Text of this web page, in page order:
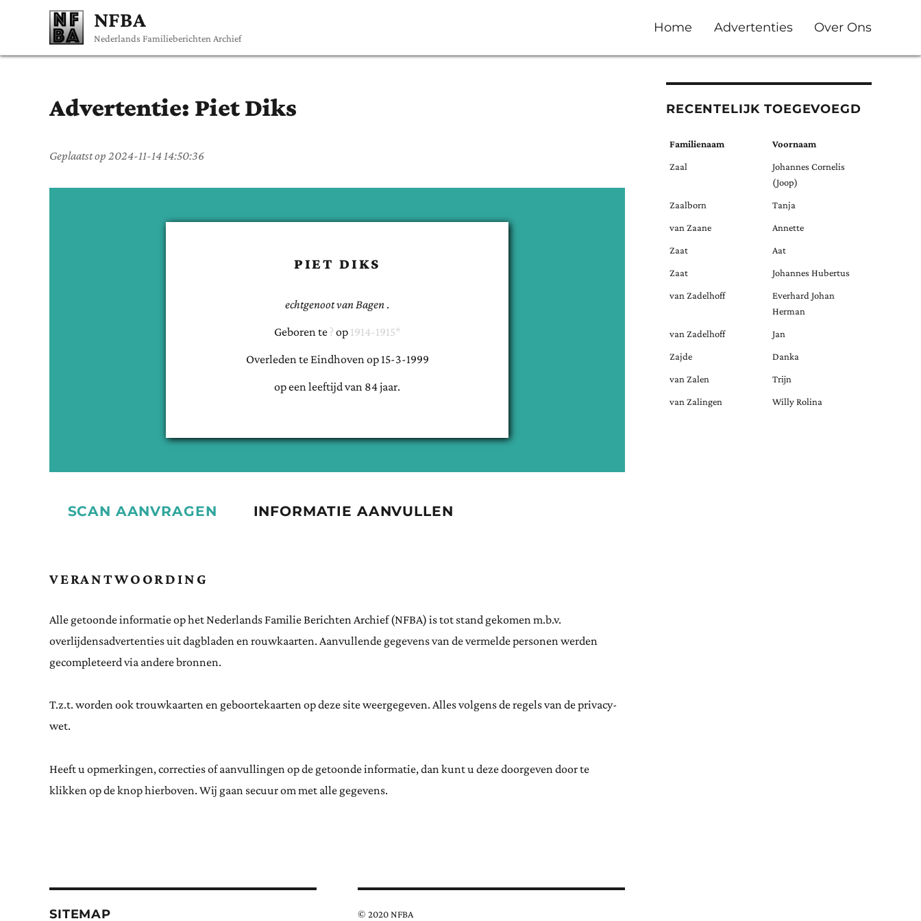
NFBA
Nederlands Familieberichten Archief
Home Advertenties Over Ons
Advertentie: PietDiks
Geplaatst op 2024-11-14 14:50:36
PIET DIKS
echtgenoot van Bagen .
Geboren te op 1914-1915*
Overleden te Eindhoven op 15-3-1999
op een leeftijd van 84jaar.
SCAN AANVRAGEN INFORMATIE AANVULLEN
VERANTWOORDING
Alle getoonde informatie op het Nederlands Familie Berichten Archief (NFBA) is tot stand gekomen m.b.v.
overlijdensadvertenties uit dagbladen en rouwkaarten. Aanvullende gegevens van de vermelde personen werden
gecompleteerd via andere bronnen.
T.z.t. worden ook trouwkaarten en geboortekaarten op deze site weergegeven. Alles volgens de regels van de privacy-
wet.
Heeft u opmerkingen, correcties of aanvullingen op de getoonde informatie, dan kunt u deze doorgeven door te
klikken op de knop hierboven. Wij gaan secuur om met alle gegevens.
SITEMAP © 2020 NFBA
RECENTELIJK TOEGEVOEGD
Familienaam Voornaam
Zaal
Johannes Cornelis
(Joop)
Zaalborn Tanja
van Zaane Annette
Zaat Aat
Zaat Johannes Hubertus
van Zadelhoff
Everhard Johan
Herman
van Zadelhoff Jan
Zajde Danka
van Zalen Trijn
van Zalingen Willy Rolina